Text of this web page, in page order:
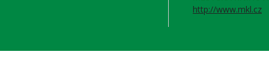
http://www.mkl.cz